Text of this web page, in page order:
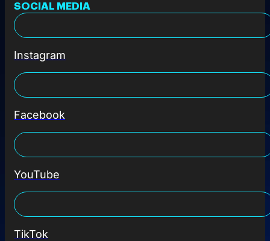
SOCIAL MEDIA
Instagram
Facebook
YouTube
TikTok